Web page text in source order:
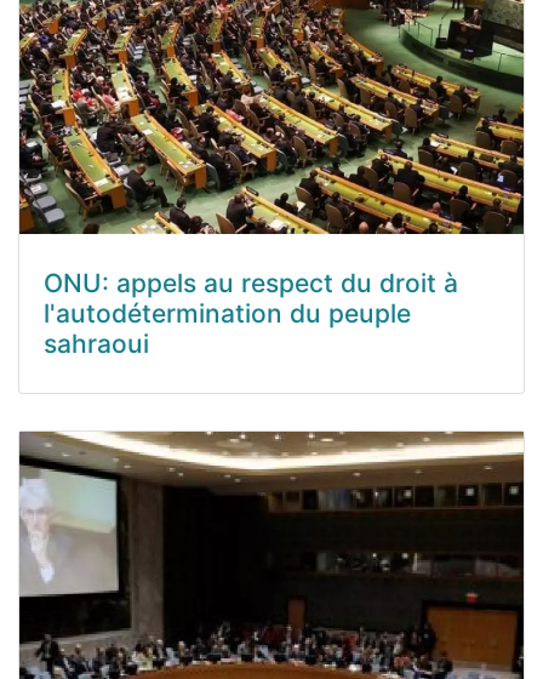
ONU: appels au respect du droit à
l'autodétermination du peuple
sahraoui